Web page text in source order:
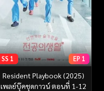
SS 1 EP 1
Resident Playbook (2025)
เพลย์บุ๊คชุดกาวน์ ตอนที่ 1-12